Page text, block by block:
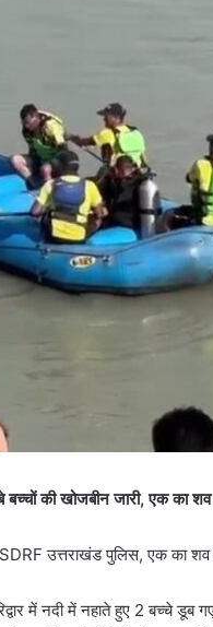
बच्चों की खोजबीन जारी, एक का
SDRF उत्तराखंड पुलिस, एक का शव
में नदी में नहाते हुए 2 बच्चे डूब